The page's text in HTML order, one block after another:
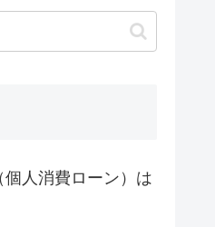
人消費ローン）は